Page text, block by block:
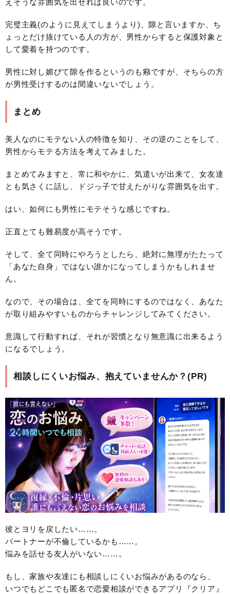
えそうな雰囲気を出せれば良いのです。
完璧主義(のように見えてしまうより)、隙と言いますか、ち
ょっとだけ抜けている人の方が、男性からすると保護対象と
して愛着を持つのです。
男性に対し媚びて隙を作るというのも癪ですが、そちらの方
が男性受けするのは間違いないでしょう。
まとめ
美人なのにモテない人の特徴を知り、その逆のことをして、
男性からモテる方法を考えてみました。
まとめてみますと、常に和やかに、気遣いが出来て、女友達
とも気さくに話し、ドジっ子で甘えたがりな雰囲気を出す。
はい、如何にも男性にモテそうな感じですね。
正直とても難易度が高そうです。
そして、全て同時にやろうとしたら、絶対に無理がたたって
「あなた自身」ではない誰かになってしまうかもしれませ
ん。
なので、その場合は、全てを同時にするのではなく、あなた
が取り組みやすいものからチャレンジしてみてください。
意識して行動すれば、それが習慣となり無意識に出来るよう
になるでしょう。
相談しにくいお悩み、抱えていませんか？(PR)
彼とヨリを戻したい……。
パートナーが不倫しているかも……。
悩みを話せる友人がいない……。
もし、家族や友達にも相談しにくいお悩みがあるのなら、
いつでもどこでも匿名で恋愛相談ができるアプリ『クリア』